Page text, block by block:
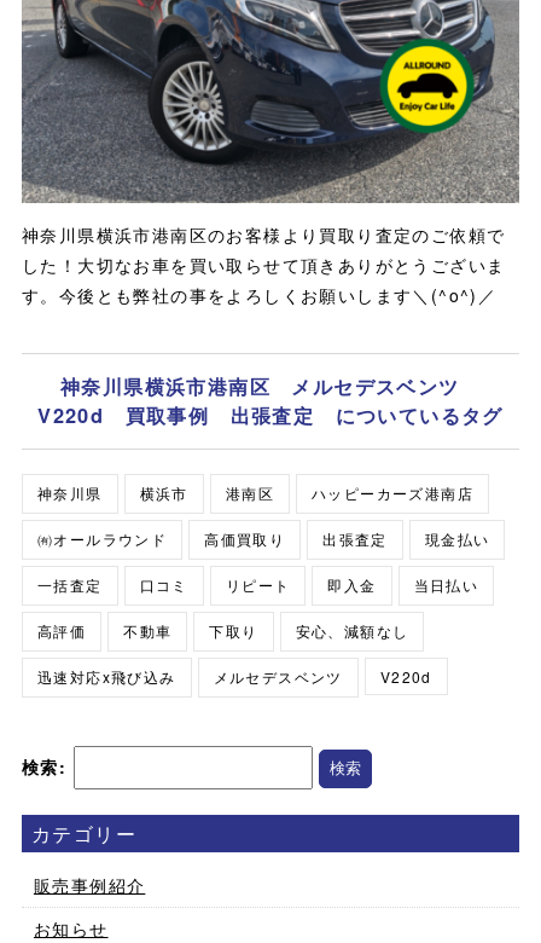
神奈川県横浜市港南区のお客様より買取り査定のご依頼で
した！大切なお車を買い取らせて頂きありがとうございま
す。今後とも弊社の事をよろしくお願いします＼(^o^)／
神奈川県横浜市港南区 メルセデスベンツ
V220d 買取事例 出張査定 についているタグ
神奈川県 横浜市 港南区 ハッピーカーズ港南店
㈲オールラウンド 高価買取り 出張査定 現金払い
一括査定 口コミ リピート 即入金 当日払い
高評価 不動車 下取り 安心、減額なし
迅速対応x飛び込み メルセデスベンツ V220d
検索:
カテゴリー
販売事例紹介
お知らせ